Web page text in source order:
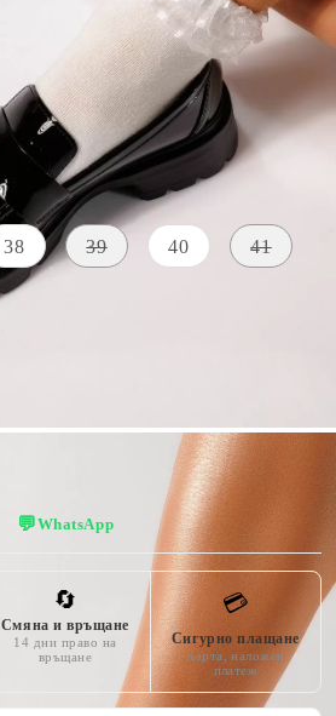
Таблица с размери
38 39 40 41
💬WhatsApp
🔄
Смяна и връщане
14 дни право на
връщане
💳
Сигурно плащане
Карта, наложен
платеж